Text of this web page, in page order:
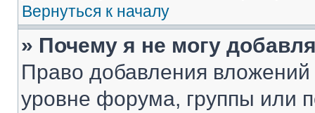
Вернуться к началу
» Почему я не могу
Право добавления
уровне форума, группы или